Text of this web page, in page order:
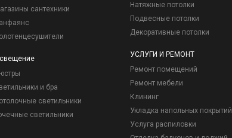
сантехники
и бра
светильники
светильники
Натяжные потолки
Подвесные потолки
Декоративные потолки
УСЛУГИ И РЕМОНТ
Ремонт помещений
Ремонт мебели
Клининг
Укладка напольных покрытий
Услуга распиловки